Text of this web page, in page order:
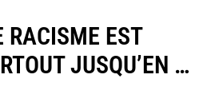
RACISME EST
JUSQU’EN …